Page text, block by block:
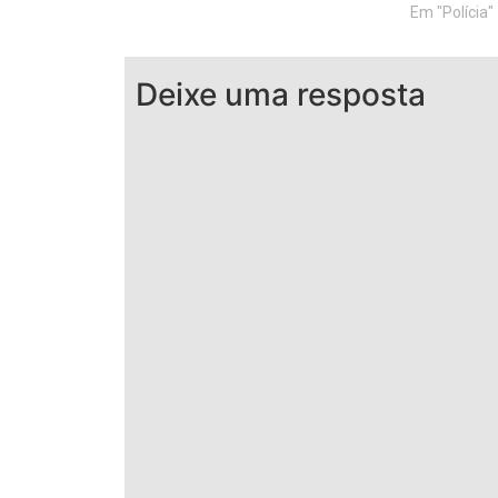
Em "Polícia"
Deixe uma resposta